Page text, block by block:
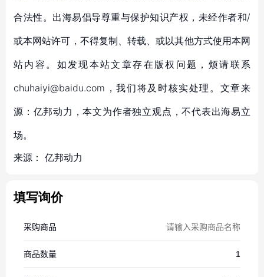
合法性。出海易倡导尊重与保护知识产权，未经作者和/
或本网站许可，不得复制、转载、或以其他方式使用本网
站内容。如发现本站文章存在版权问题，烦请联系
chuhaiyi@baidu.com，我们将及时核实处理。文章来
源：亿邦动力，本文为作者独立观点，不代表出海易立
场。
来源： 亿邦动力
填写询价